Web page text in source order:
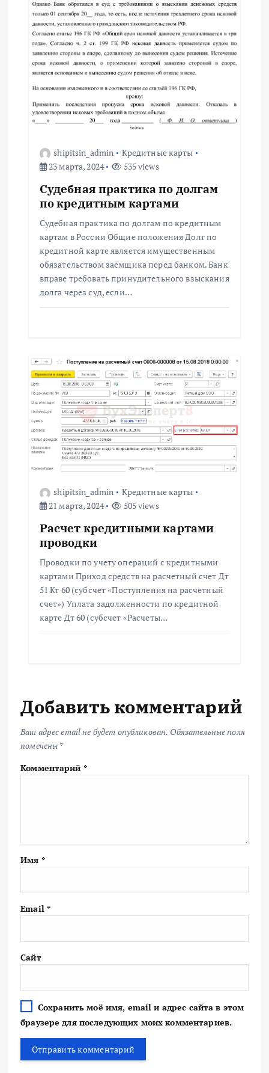
з
а
п
и
shipitsin_admin
Кредитные карты
23 марта, 2024
535 views
Судебная практика по долгам
по кредитным картами
Судебная практика по долгам по кредитным
картам в России Общие положения Долг по
кредитной карте является имущественным
обязательством заёмщика перед банком. Банк
вправе требовать принудительного взыскания
долга через суд, если…
shipitsin_admin
Кредитные карты
21 марта, 2024
505 views
Расчет кредитными картами
проводки
Проводки по учету операций с кредитными
картами Приход средств на расчетный счет Дт
51 Кт 60 (субсчет «Поступления на расчетный
счет») Уплата задолженности по кредитной
карте Дт 60 (субсчет «Расчеты…
Добавить комментарий
Ваш адрес email не будет опубликован. Обязательные поля
помечены *
Комментарий *
Имя *
Email *
Сайт
Сохранить моё имя, email и адрес сайта в этом
браузере для последующих моих комментариев.